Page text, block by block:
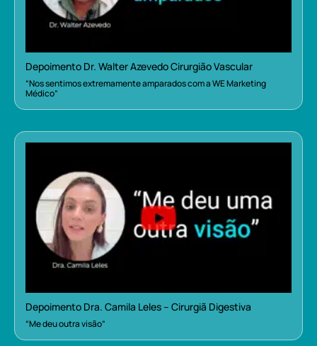
Depoimento Dr. Walter Azevedo Cirurgião Vascular
“Nos sentimos extremamente amparados com a WE Marketing
Médico”
Depoimento Dra. Camila Leles – Cirurgiã Digestiva
“Me deu outra visão”